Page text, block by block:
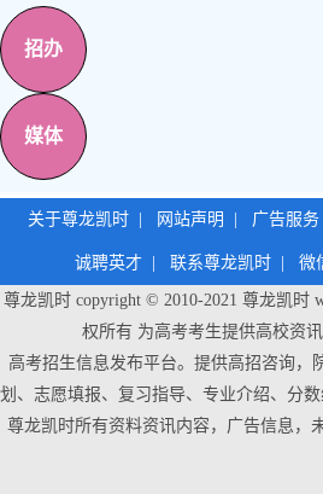
招办
媒体
关于尊龙凯时 网站声明 广告服务
诚聘英才 联系尊龙凯时 微
尊龙凯时 copyright © 2010-2021 尊龙凯时
权所有 为高考考生提供高校资讯
高考招生信息发布平台。提供高招咨询，
划、志愿填报、复习指导、专业介绍、分
尊龙凯时所有资料资讯内容，广告信息，